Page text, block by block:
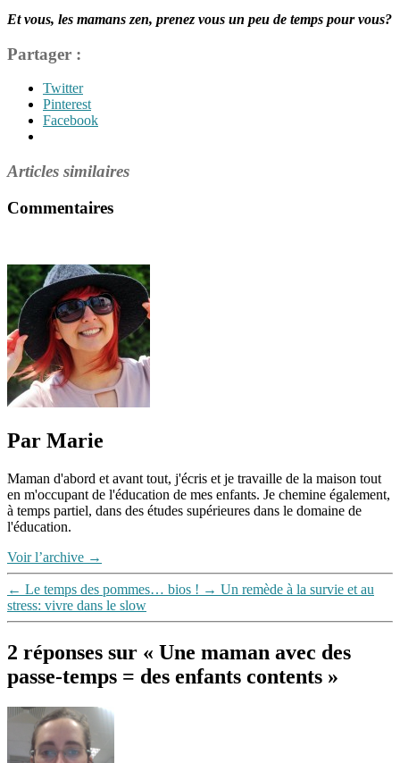
Et vous, les mamans zen, prenez vous un peu de temps pour vous?
Partager :
Twitter
Pinterest
Facebook
Articles similaires
Commentaires
Étiquettes
hobby,
loisir,
maman
à
la
maison ,
passe-
temps,
temps
libre
Par Marie
Maman d'abord et avant tout, j'écris et je travaille de la maison tout
en m'occupant de l'éducation de mes enfants. Je chemine également,
à temps partiel, dans des études supérieures dans le domaine de
l'éducation.
Voir l’archive →
← Le temps des pommes… bios ! → Un remède à la survie et au
stress: vivre dans le slow
2 réponses sur « Une maman avec des
passe-temps = des enfants contents »